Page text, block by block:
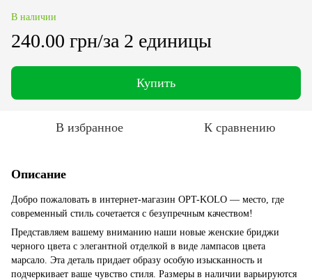
В наличии
240.00 грн/за 2 единицы
Купить
В избранное К сравнению
Описание
Добро пожаловать в интернет-магазин OPT-KOLO — место, где
современный стиль сочетается с безупречным качеством!
Представляем вашему вниманию наши новые женские бриджи
черного цвета с элегантной отделкой в виде лампасов цвета
марсало. Эта деталь придает образу особую изысканность и
подчеркивает ваше чувство стиля. Размеры в наличии варьируются